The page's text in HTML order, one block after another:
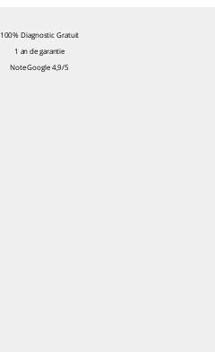
100% Diagnostic Gratuit
1 an de garantie
Note Google 4,9/5